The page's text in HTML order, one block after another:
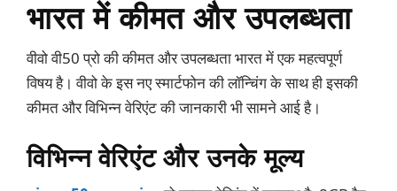
भारत में कीमत और उपलब्धता
वीवो वी50 प्रो की कीमत और उपलब्धता भारत में एक महत्वपूर्ण
विषय है। वीवो के इस नए स्मार्टफोन की लॉन्चिंग के साथ ही इसकी
कीमत और विभिन्न वेरिएंट की जानकारी भी सामने आई है।
विभिन्न वेरिएंट और उनके मूल्य